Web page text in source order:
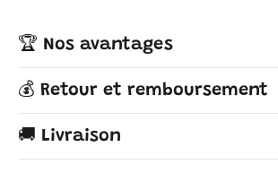
🏆 Nos avantages
💰 Retour et remboursement
🚚 Livraison